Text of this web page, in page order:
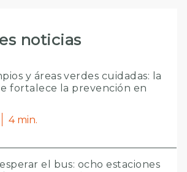
noticias
y áreas verdes cuidadas: la
fortalece la prevención en
4 min.
el bus: ocho estaciones